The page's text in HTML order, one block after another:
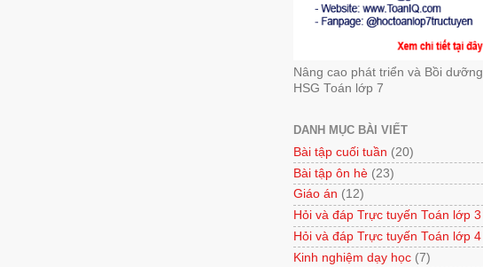
Nâng cao phát triển và Bồi dưỡng
HSG Toán lớp 7
DANH MỤC BÀI VIẾT
Bài tập cuối tuần (20)
Bài tập ôn hè (23)
Giáo án (12)
Hỏi và đáp Trực tuyến Toán lớp 3
Hỏi và đáp Trực tuyến Toán lớp 4
Kinh nghiệm dạy học (7)